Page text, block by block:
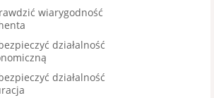
wiarygodność
działalność
działalność